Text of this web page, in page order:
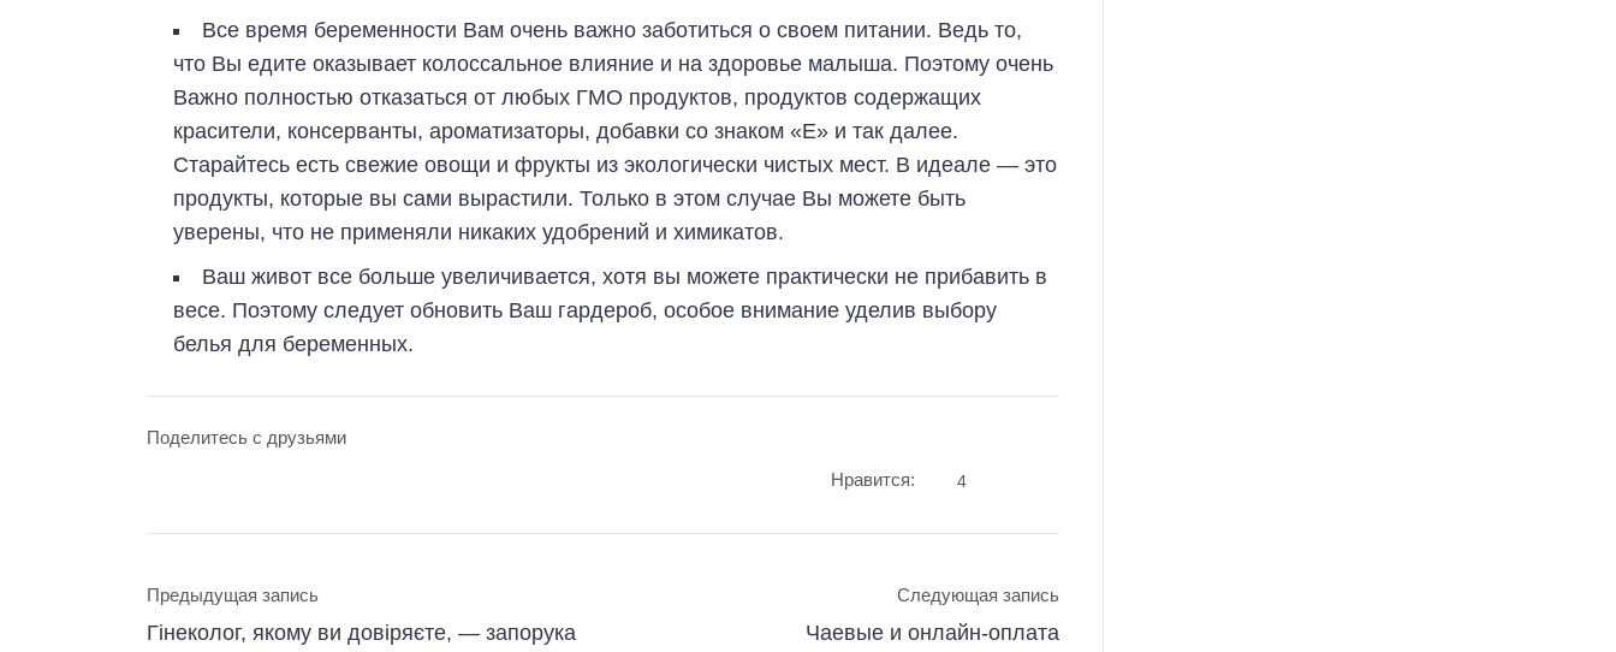
Все время беременности Вам очень важно заботиться о своем питании. Ведь то,
что Вы едите оказывает колоссальное влияние и на здоровье малыша. Поэтому очень
Важно полностью отказаться от любых ГМО продуктов, продуктов содержащих
красители, консерванты, ароматизаторы, добавки со знаком «Е» и так далее.
Старайтесь есть свежие овощи и фрукты из экологически чистых мест. В идеале — это
продукты, которые вы сами вырастили. Только в этом случае Вы можете быть
уверены, что не применяли никаких удобрений и химикатов.
Ваш живот все больше увеличивается, хотя вы можете практически не прибавить в
весе. Поэтому следует обновить Ваш гардероб, особое внимание уделив выбору
белья для беременных.
Поделитесь с друзьями
Нравится: 4
Предыдущая запись
Гінеколог, якому ви довіряєте, — запорука
Следующая запись
Чаевые и онлайн-оплата